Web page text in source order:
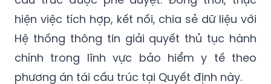
hiện việc tích hợp, kết nối, chia sẻ dữ liệu với
Hệ thống thông tin giải quyết thủ tục hành
chính trong lĩnh vực bảo hiểm y tế theo
phương án tái cấu trúc tại Quyết định này.